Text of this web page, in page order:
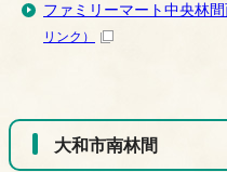
ファミリーマート中央林
リンク）
大和市南林間